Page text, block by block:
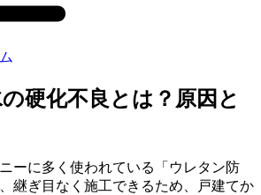
硬化不良とは？原因と
ーに多く使われている「ウレタン防
継ぎ目なく施工できるため、戸建てか